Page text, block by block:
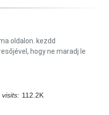
oldalon. kezdd
hogy ne maradj le
visits: 112.2K